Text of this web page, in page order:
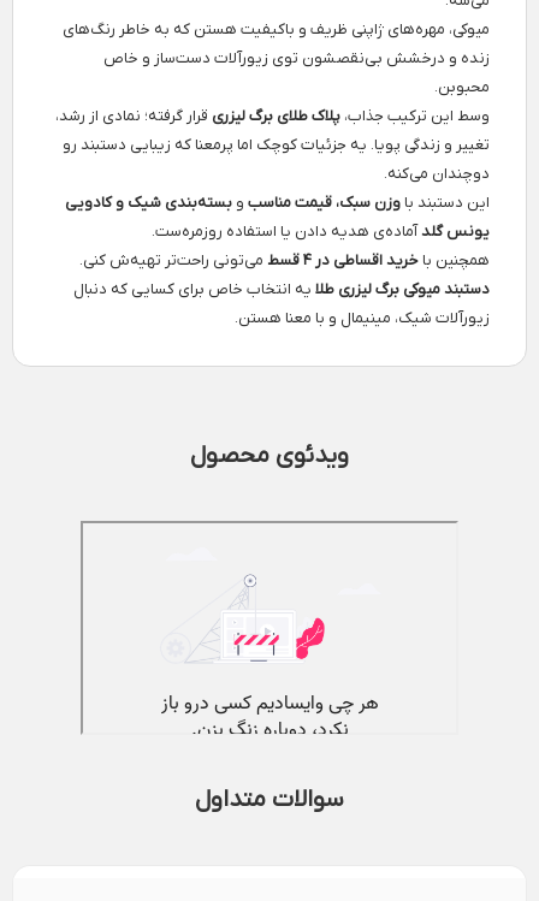
میوکی، مهره‌های ژاپنی ظریف و باکیفیت هستن که به خاطر رنگ‌های
زنده و درخشش بی‌نقصشون توی زیورآلات دست‌ساز و خاص
محبوبن.
وسط این ترکیب جذاب، پلاک طلای برگ لیزری قرار گرفته؛ نمادی از رشد،
تغییر و زندگی پویا. یه جزئیات کوچک اما پرمعنا که زیبایی دستبند رو
دوچندان می‌کنه.
این دستبند با وزن سبک، قیمت مناسب و بسته‌بندی شیک و کادویی
یونس گلدآماده‌ی هدیه دادن یا استفاده روزمره‌ست.
همچنین با خرید اقساطی در ۴ قسط
می‌تونی راحت‌تر تهیه‌ش کنی.
دستبند میوکی برگ لیزری طلا یه انتخاب خاص برای کسایی که دنبال
زیورآلات شیک، مینیمال و با معنا هستن.
ویدئوی محصول
سوالات متداول